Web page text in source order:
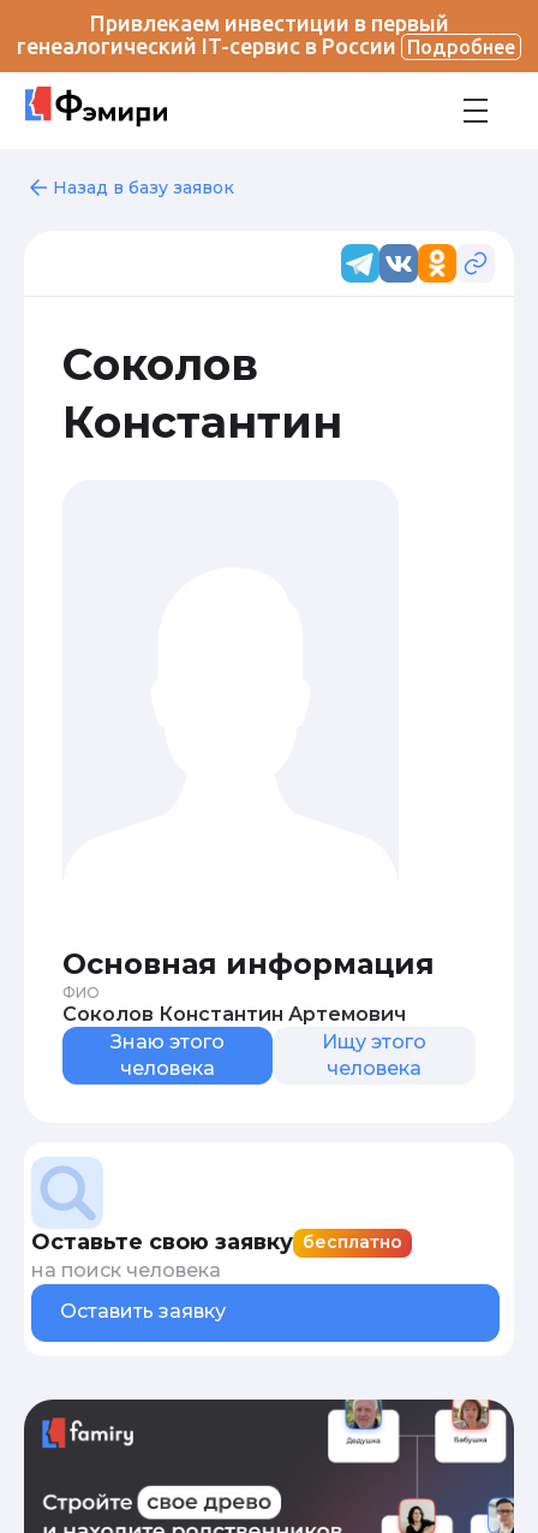
Привлекаем инвестиции в первый
генеалогический IT-сервис в России
Подробнее
Назад в базу заявок
Соколов
Константин
Основная информация
ФИО
Соколов Константин Артемович
Знаю этого
человека
Ищу этого
человека
Оставьте свою заявку бесплатно
на поиск человека
Оставить заявку